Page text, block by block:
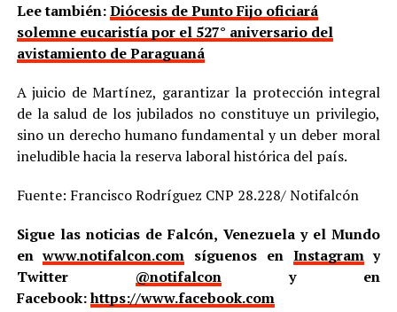
Lee también:Diócesis de Punto Fijo oficiará
solemne eucaristía por el 527° aniversario del
avistamiento de Paraguaná
A juicio de Martínez, garantizar la protección integral
de la salud de los jubilados no constituye un privilegio,
sino un derecho humano fundamental y un deber moral
ineludible hacia la reserva laboral histórica del país.
Fuente: Francisco Rodríguez CNP 28.228/ Notifalcón
Sigue las noticias de Falcón, Venezuela y el Mundo
enwww.notifalcon.com síguenos en Instagramy
Twitter @notifalcony en
Facebook:https://www.facebook.com